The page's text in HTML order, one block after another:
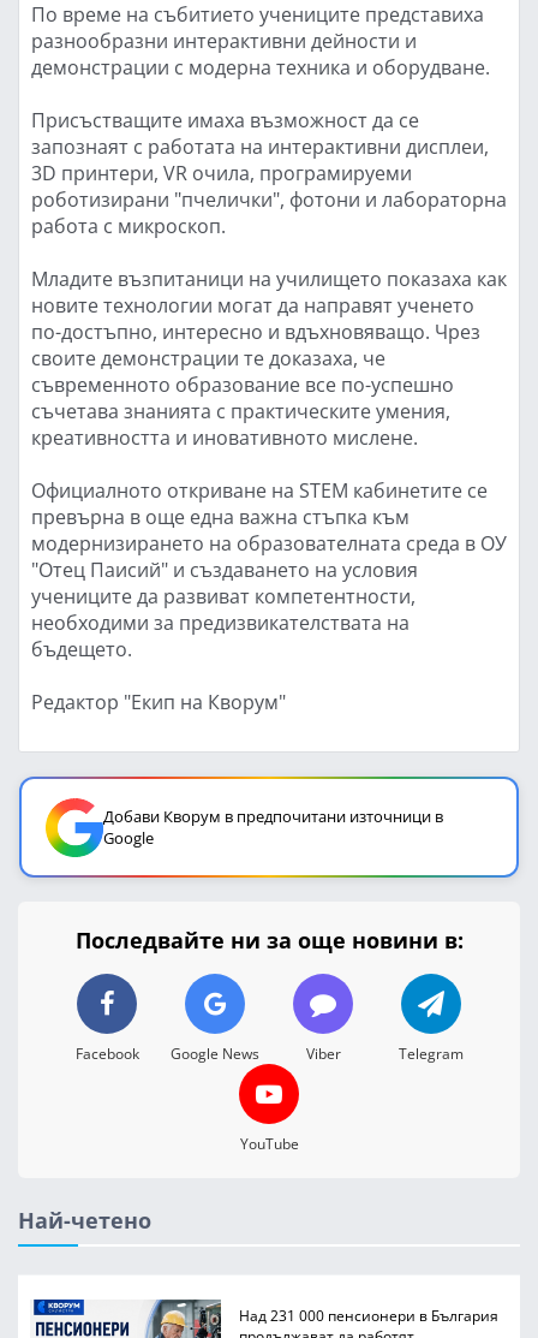
По време на събитието учениците представиха
разнообразни интерактивни дейности и
демонстрации с модерна техника и оборудване.
Присъстващите имаха възможност да се
запознаят с работата на интерактивни дисплеи,
3D принтери, VR очила, програмируеми
роботизирани "пчелички", фотони и лабораторна
работа с микроскоп.
Младите възпитаници на училището показаха как
новите технологии могат да направят ученето
по-достъпно, интересно и вдъхновяващо. Чрез
своите демонстрации те доказаха, че
съвременното образование все по-успешно
съчетава знанията с практическите умения,
креативността и иновативното мислене.
Официалното откриване на STEM кабинетите се
превърна в още една важна стъпка към
модернизирането на образователната среда в ОУ
"Отец Паисий" и създаването на условия
учениците да развиват компетентности,
необходими за предизвикателствата на
бъдещето.
Редактор "Екип на Кворум"
Добави Кворум в предпочитани източници в
Google
Последвайте ни за още новини в:
Facebook Google News Viber Telegram
YouTube
Най-четено
Над 231 000 пенсионери в България